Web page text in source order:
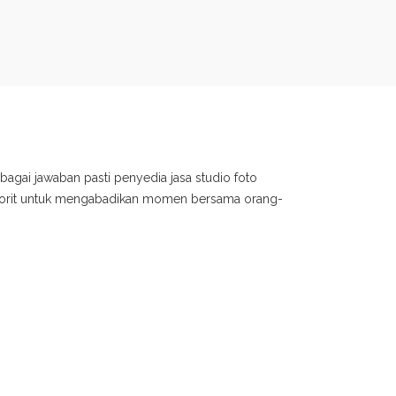
jawaban pasti penyedia jasa studio foto
untuk mengabadikan momen bersama orang-